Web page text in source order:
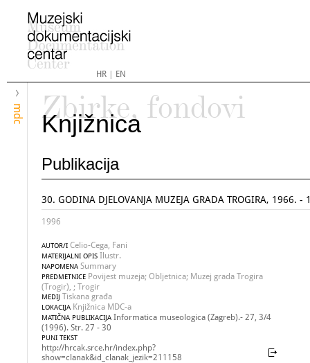
HR| EN
mdc
Zbirke, fondovi
Knjižnica
Publikacija
30. GODINA DJELOVANJA MUZEJA GRADA TROGIRA, 1966. -
1996
AUTOR/I Celio-Cega, Fani
MATERIJALNI OPIS Ilustr.
NAPOMENA Summary
PREDMETNICE Povijest muzeja; Obljetnica; Muzej grada Trogira
(Trogir), ; Trogir
MEDIJ Tiskana građa
LOKACIJA Knjižnica MDC-a
MATIČNA PUBLIKACIJA Informatica museologica (Zagreb).- 27, 3/4
(1996). Str. 27 - 30
PUNI TEKST
http://hrcak.srce.hr/index.php?
show=clanak&id_clanak_jezik=211158